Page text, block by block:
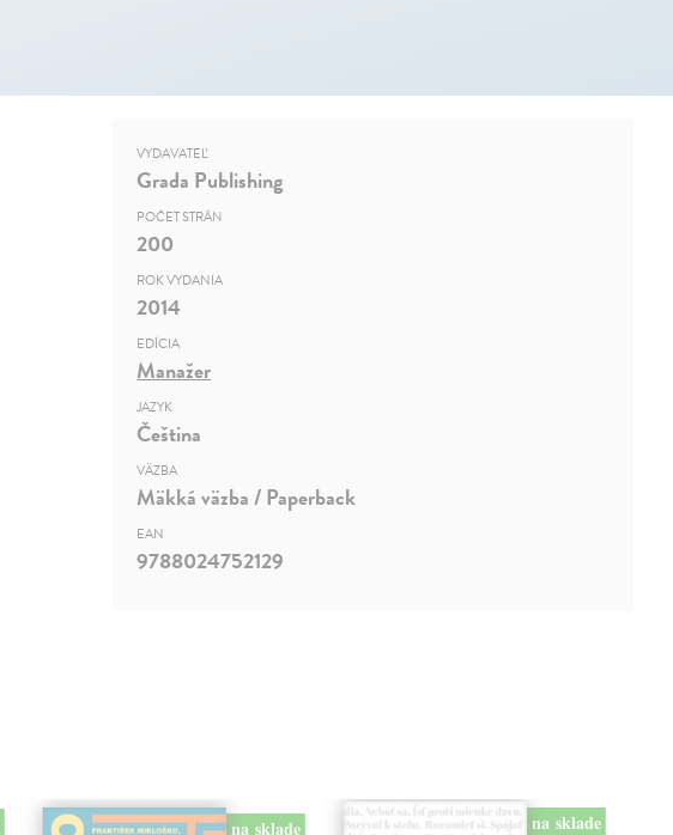
VYDAVATEĽ
Grada Publishing
POČET STRÁN
200
ROK VYDANIA
2014
EDÍCIA
Manažer
JAZYK
Čeština
VÄZBA
Mäkká väzba / Paperback
EAN
9788024752129
na sklade na sklade